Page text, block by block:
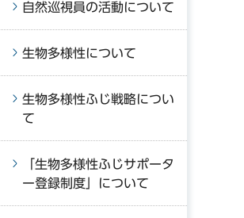
自然巡視員の活動について
生物多様性について
生物多様性ふじ戦略につい
て
「生物多様性ふじサポータ
ー登録制度」について